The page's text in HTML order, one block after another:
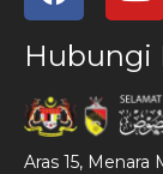
Hubungi
Aras 15,